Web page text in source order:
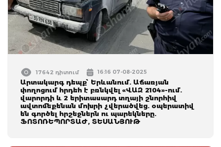
17642 դիտում 16:16 07-08-2025
Արտակարգ դեպք՝ Երևանում. Աճառյան
փողոցում հրդեհ է բռնկվել «ՎԱԶ 2104»-ում.
վարորդի և 2 երիտասարդ տղայի շնորհիվ
ավտոմեքենան մոխրի չվերածվեց. օպերատիվ
են գործել հրշեջներն ու պարեկները.
ՖՈՏՈՌԵՊՈՐՏԱԺ, ՏԵՍԱՆՅՈՒԹ